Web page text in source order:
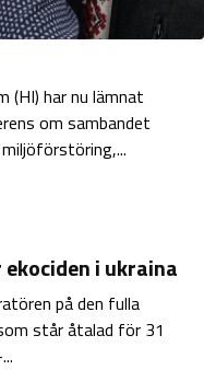
(HI) har nu lämnat
om sambandet
i ukraina
på den fulla
står åtalad för 31